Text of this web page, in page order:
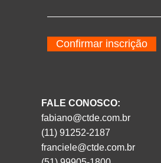
Confirmar inscrição
FALE CONOSCO:
fabiano@ctde.com.br
(11) 91252-2187
franciele@ctde.com.br